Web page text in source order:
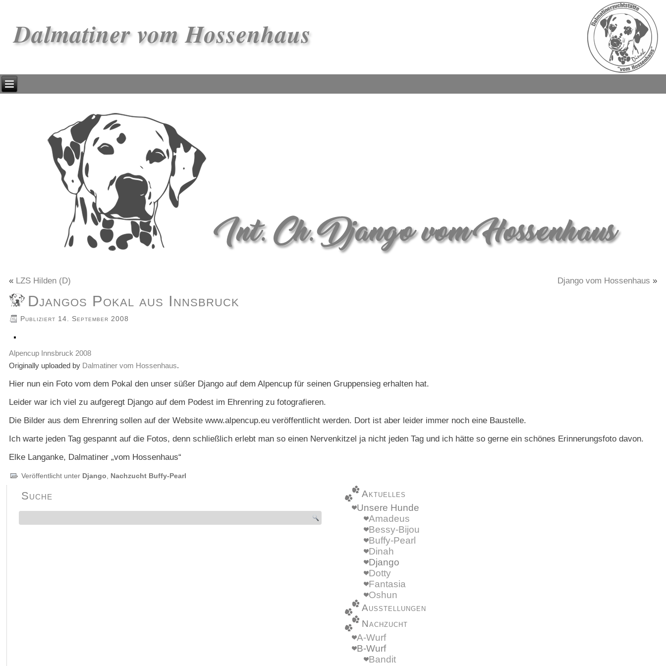
Dalmatiner vom Hossenhaus
« LZS Hilden (D) Django vom Hossenhaus »
Djangos Pokal aus Innsbruck
Publiziert 14. September 2008
Alpencup Innsbruck 2008
Originally uploaded by Dalmatiner vom Hossenhaus.
Hier nun ein Foto vom dem Pokal den unser süßer Django auf dem Alpencup für seinen Gruppensieg erhalten hat.
Leider war ich viel zu aufgeregt Django auf dem Podest im Ehrenring zu fotografieren.
Die Bilder aus dem Ehrenring sollen auf der Website www.alpencup.eu veröffentlicht werden. Dort ist aber leider immer noch eine Baustelle.
Ich warte jeden Tag gespannt auf die Fotos, denn schließlich erlebt man so einen Nervenkitzel ja nicht jeden Tag und ich hätte so gerne ein schönes Erinnerungsfoto davon.
Elke Langanke, Dalmatiner „vom Hossenhaus“
Veröffentlicht unter Django, Nachzucht Buffy-Pearl
Suche
Aktuelles
Unsere Hunde
Amadeus
Bessy-Bijou
Buffy-Pearl
Dinah
Django
Dotty
Fantasia
Oshun
Ausstellungen
Nachzucht
A-Wurf
B-Wurf
Bandit